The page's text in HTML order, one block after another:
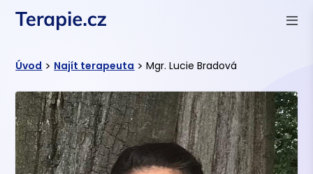
Úvod > Najít terapeuta > Mgr. Lucie Bradová